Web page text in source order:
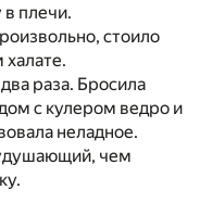
в плечи.
стоило
раза. Бросила
с кулером ведро и
неладное.
чем